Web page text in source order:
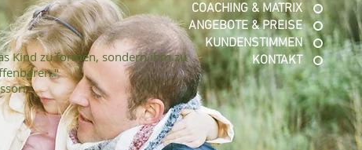
COACHING & MATRIX
ANGEBOTE & PREISE
KUNDENSTIMMEN
KONTAKT
Kind zu formen, sondern ihm zu
-